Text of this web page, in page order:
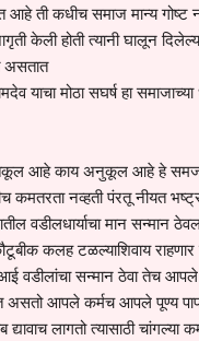
आहे ती कधीच समाज मान्य गोष्ट
केली होती त्यानी घालून
असतात
मोठा सघर्ष हा समाजाच्या
आहे काय अनुकूल आहे हे
कमतरता नव्हती पंरतू नीयत
वडीलधार्याचा मान सन्मान
कलह टळल्याशिवाय
वडीलांचा सन्मान ठेवा तेच
आपले कर्मच आपले पूण्य
द्यावाच लागतो त्यासाठी